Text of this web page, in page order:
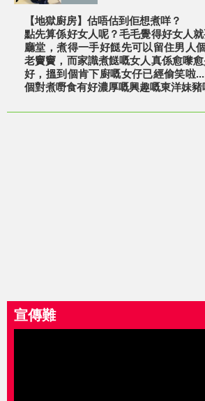
【地獄廚房】估唔估到佢想煮咩？
點先算係好女人呢？毛毛覺得好女人
廳堂，煮得一手好餸先可以留住男人
老竇竇，而家識煮餸嘅女人真係愈嚟
好，搵到個肯下廚嘅女仔已經偷笑啦
個對煮嘢食有好濃厚嘅興趣嘅東洋妹豬
宣傳難